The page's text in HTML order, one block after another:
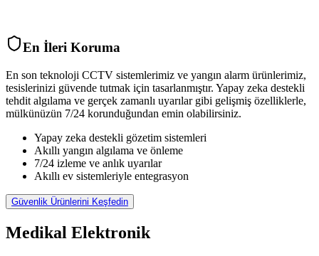
En İleri Koruma
En son teknoloji CCTV sistemlerimiz ve yangın alarm ürünlerimiz,
tesislerinizi güvende tutmak için tasarlanmıştır. Yapay zeka destekli
tehdit algılama ve gerçek zamanlı uyarılar gibi gelişmiş özelliklerle,
mülkünüzün 7/24 korunduğundan emin olabilirsiniz.
Yapay zeka destekli gözetim sistemleri
Akıllı yangın algılama ve önleme
7/24 izleme ve anlık uyarılar
Akıllı ev sistemleriyle entegrasyon
Güvenlik Ürünlerini Keşfedin
Medikal Elektronik